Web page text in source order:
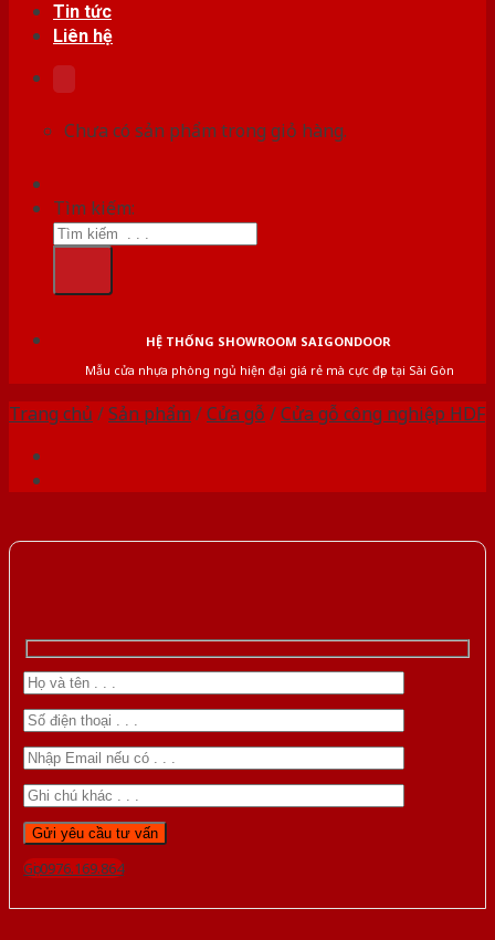
Tin tức
Liên hệ
Chưa có sản phẩm trong giỏ hàng.
Tìm kiếm:
HỆ THỐNG SHOWROOM SAIGONDOOR
Mẫu cửa nhựa phòng ngủ hiện đại giá rẻ mà cực đẹp tại Sài Gòn
Trang chủ /Sản phẩm /Cửa gỗ /Cửa gỗ công nghiệp HDF
Gọi 0976.169.864